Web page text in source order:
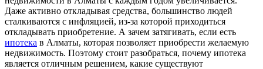
Даже активно откладывая средства, большинство людей
сталкиваются с инфляцией, из-за которой приходиться
откладывать приобретение. А зачем затягивать, если есть
ипотека в Алматы, которая позволяет приобрести желаемую
недвижимость. Поэтому стоит разобраться, почему ипотека
является отличным решением, какие существуют